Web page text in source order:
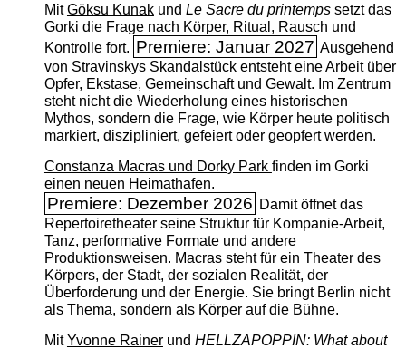
MitGöksu Kunakund Le Sacre du printempssetzt das
Gorki die Frage nach Körper, Ritual, Rausch und
Kontrolle fort. Premiere: Januar 2027 Ausgehend
von Stravinskys Skandalstück entsteht eine Arbeit über
Opfer, Ekstase, Gemeinschaft und Gewalt. Im Zentrum
steht nicht die Wiederholung eines historischen
Mythos, sondern die Frage, wie Körper heute politisch
markiert, diszipliniert, gefeiert oder geopfert werden.
Constanza Macras und Dorky Park finden im Gorki
einen neuen Heimathafen.
Premiere: Dezember 2026 Damit öffnet das
Repertoiretheater seine Struktur für Kompanie-Arbeit,
Tanz, performative Formate und andere
Produktionsweisen. Macras steht für ein Theater des
Körpers, der Stadt, der sozialen Realität, der
Überforderung und der Energie. Sie bringt Berlin nicht
als Thema, sondern als Körper auf die Bühne.
MitYvonne Rainerund HELLZAPOPPIN: What about